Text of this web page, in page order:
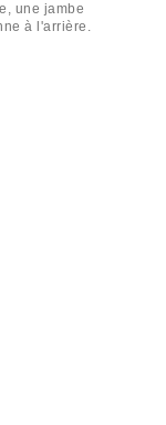
une jambe
à l'arrière.